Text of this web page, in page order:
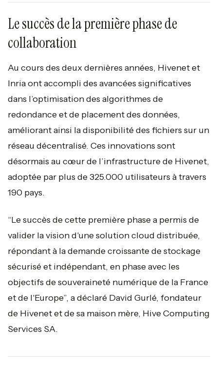
Le succès de la première phase de
collaboration
Au cours des deux dernières années, Hivenet et
Inria ont accompli des avancées significatives
dans l’optimisation des algorithmes de
redondance et de placement des données,
améliorant ainsi la disponibilité des fichiers sur un
réseau décentralisé. Ces innovations sont
désormais au cœur de l’infrastructure de Hivenet,
adoptée par plus de 325.000 utilisateurs à travers
190 pays.
“Le succès de cette première phase a permis de
valider la vision d'une solution cloud distribuée,
répondant à la demande croissante de stockage
sécurisé et indépendant, en phase avec les
objectifs de souveraineté numérique de la France
et de l'Europe”, a déclaré David Gurlé, fondateur
de Hivenet et de sa maison mère, Hive Computing
Services SA.